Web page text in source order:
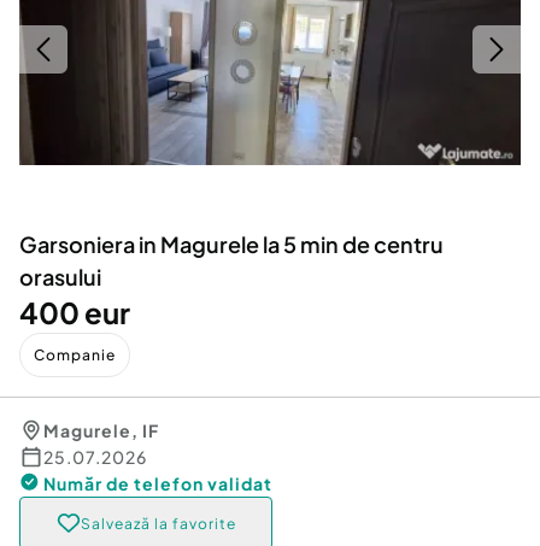
Servicii
Animale de companie
Afaceri și echipamente profesionale
Inchiriere Bunuri si Vehicule
Utilaje agricole si industriale
Piese auto si accesorii
Dacia Duster
Garsoniera in Magurele la 5 min de centru
orasului
400 eur
Companie
Magurele, IF
25.07.2026
Număr de telefon validat
Salvează la favorite